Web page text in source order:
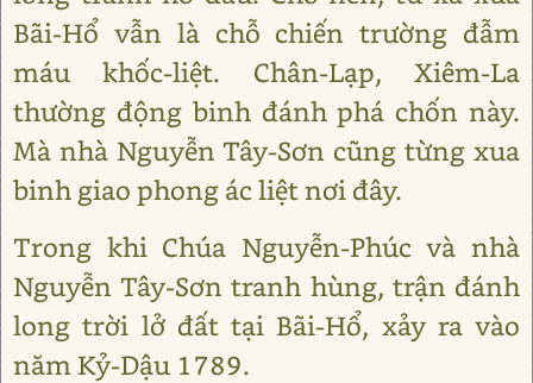
Bãi-Hổ vẫn là chỗ chiến trường đẫm
máu khốc-liệt. Chân-Lạp, Xiêm-La
thường động binh đánh phá chốn này.
Mà nhà Nguyễn Tây-Sơn cũng từng xua
binh giao phong ác liệt nơi đây.
Trong khi Chúa Nguyễn-Phúc và nhà
Nguyễn Tây-Sơn tranh hùng, trận đánh
long trời lở đất tại Bãi-Hổ, xảy ra vào
năm Kỷ-Dậu 1789.